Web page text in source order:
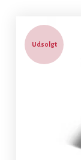
Udsolgt